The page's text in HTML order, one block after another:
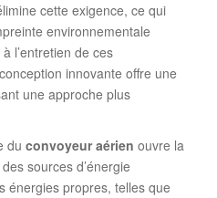
cette exigence, ce qui
environnementale
l’entretien de ces
innovante offre une
une approche plus
du convoyeur aérien ouvre la
sources d’énergie
énergies propres, telles que